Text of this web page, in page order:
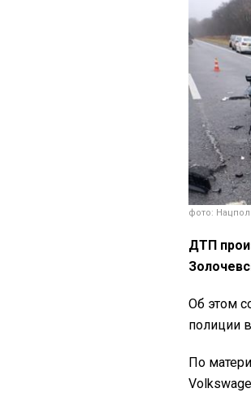
фото:
ДТП
Об этом
полиции
По